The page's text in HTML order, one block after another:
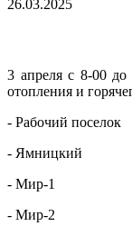
26.03.2025
3 апреля с 8-00
отопления и
- Рабочий поселок
- Ямницкий
- Мир-1
- Мир-2